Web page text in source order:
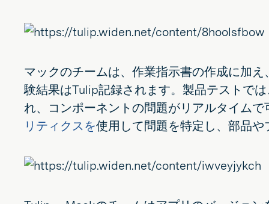
マックのチームは、作業指示書の作成に加
験結果はTulip記録されます。製品テストで
れ、コンポーネントの問題がリアルタイム
リティクスを使用して問題を特定し、部品